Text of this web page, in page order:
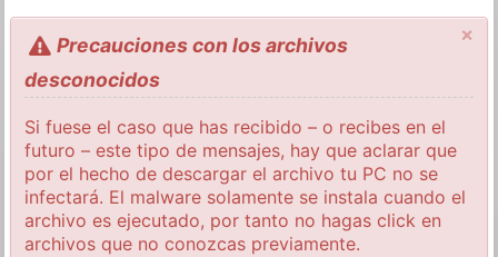
×
Precauciones con los archivos
desconocidos
Si fuese el caso que has recibido – o recibes en el
futuro – este tipo de mensajes, hay que aclarar que
por el hecho de descargar el archivo tu PC no se
infectará. El malware solamente se instala cuando el
archivo es ejecutado, por tanto no hagas click en
archivos que no conozcas previamente.